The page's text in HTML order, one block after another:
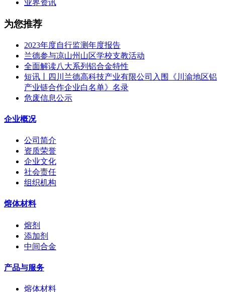
业界资讯
为您推荐
2023年度自行监测年度报告
兰德参与凉山州山区学校支教活动
全面解读八大系列铝合金特性
短讯丨四川兰德高科技产业有限公司入围《川渝地区铝
产业链合作企业白名单》名录
危废信息公示
企业概况
公司简介
资质荣誉
企业文化
社会责任
组织机构
熔体材料
熔剂
添加剂
中间合金
产品与服务
熔体材料